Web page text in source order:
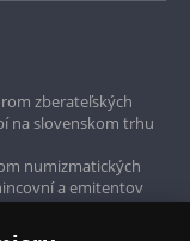
zberateľských
na slovenskom trhu
numizmatických
a emitentov
alebo